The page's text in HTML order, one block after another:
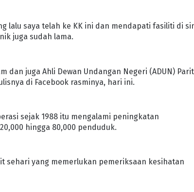
lalu saya telah ke KK ini dan mendapati fasiliti di
juga sudah lama.
dan juga Ahli Dewan Undangan Negeri (ADUN) Parit
di Facebook rasminya, hari ini.
sejak 1988 itu mengalami peningkatan
hingga 80,000 penduduk.
sehari yang memerlukan pemeriksaan kesihatan